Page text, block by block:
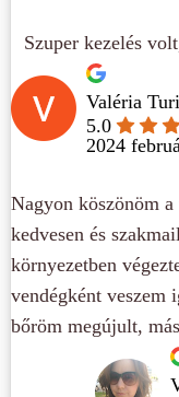
Szuper kezelés
Valéria
5.0
2024
Nagyon köszönöm
kedvesen és
környezetben
vendégként veszem
bőröm megújult,